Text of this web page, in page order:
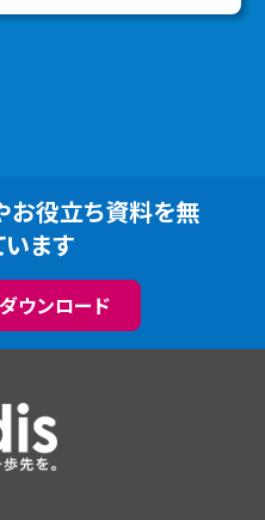
お役立ち資料を無
ます
ウンロード